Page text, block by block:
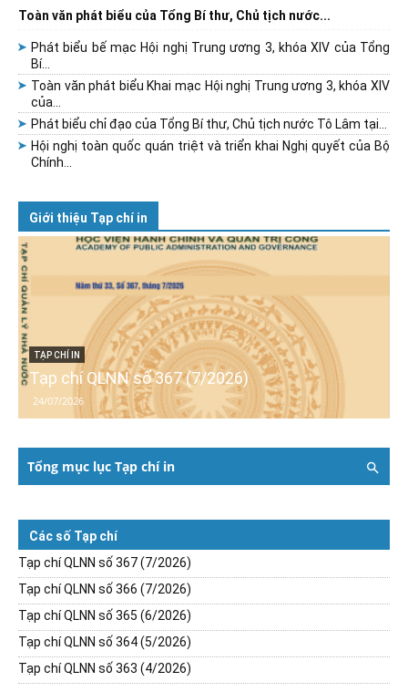
Toàn văn phát biểu của Tổng Bí thư, Chủ tịch nước...
Phát biểu bế mạc Hội nghị Trung ương 3, khóa XIV của Tổng
Bí...
Toàn văn phát biểu Khai mạc Hội nghị Trung ương 3, khóa XIV
của...
Phát biểu chỉ đạo của Tổng Bí thư, Chủ tịch nước Tô Lâm tại...
Hội nghị toàn quốc quán triệt và triển khai Nghị quyết của Bộ
Chính...
Giới thiệu Tạp chí in
TẠP CHÍ IN
Tạp chí QLNN số 367 (7/2026)
24/07/2026
Tổng mục lục Tạp chí in
Các số Tạp chí
Tạp chí QLNN số 367 (7/2026)
Tạp chí QLNN số 366 (7/2026)
Tạp chí QLNN số 365 (6/2026)
Tạp chí QLNN số 364 (5/2026)
Tạp chí QLNN số 363 (4/2026)